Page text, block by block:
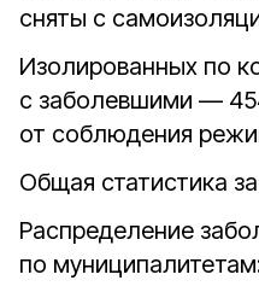
сняты с
Изолированных по
с заболевшими —
от соблюдения
Общая статистика
Распределение
по